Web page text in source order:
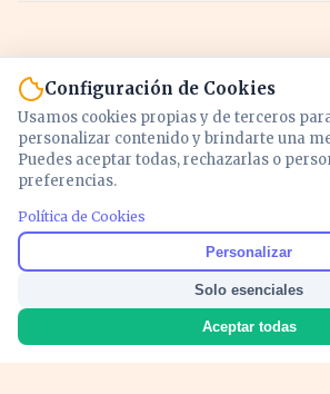
Noticias y análisis de
inversión y política.
para entender lo que mueve
país.
Configuración de Cookies
Usamos cookies propias y de terceros
personalizar contenido y brindarte una
Puedes aceptar todas, rechazarlas o
preferencias.
Política de Cookies
Personalizar
Solo esenciales
Aceptar todas